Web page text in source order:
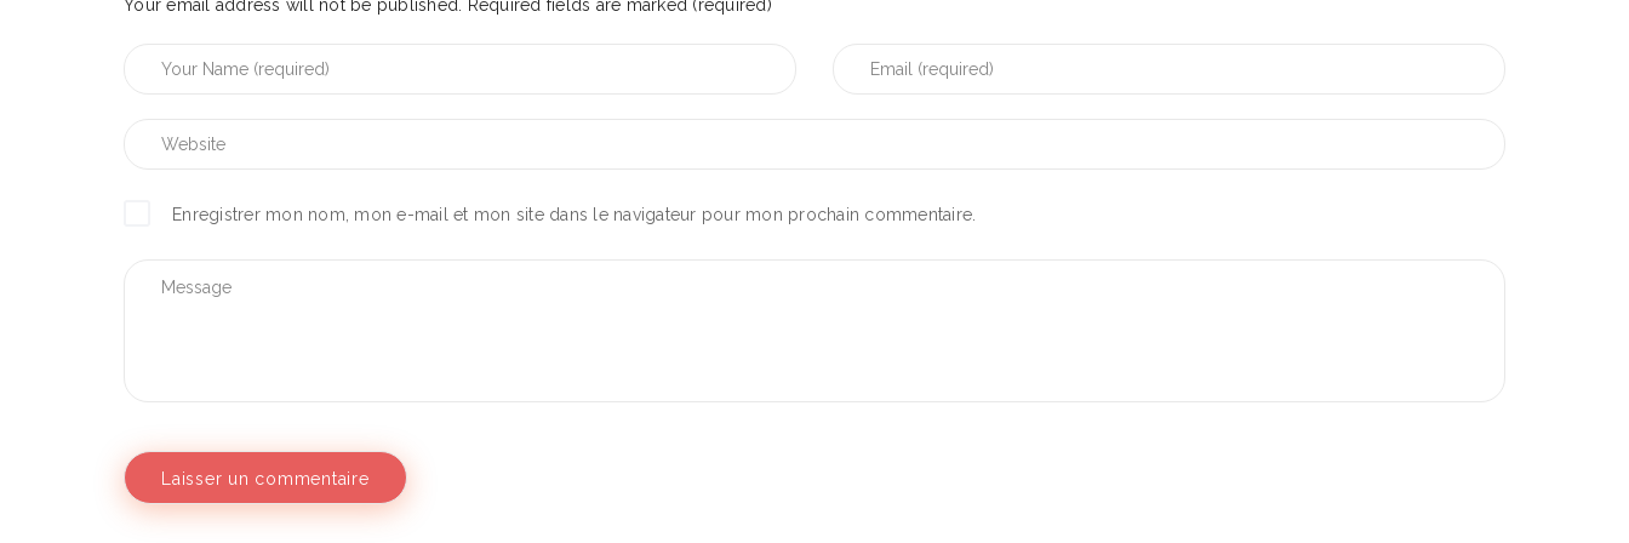
Your email address will not be published. Required fields are marked (required)
Enregistrer mon nom, mon e-mail et mon site dans le navigateur pour mon prochain commentaire.